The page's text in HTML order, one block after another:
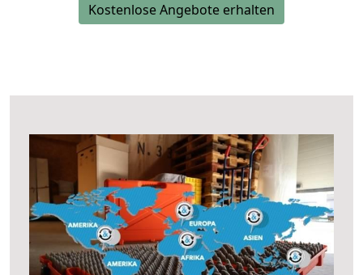
Kostenlose Angebote erhalten